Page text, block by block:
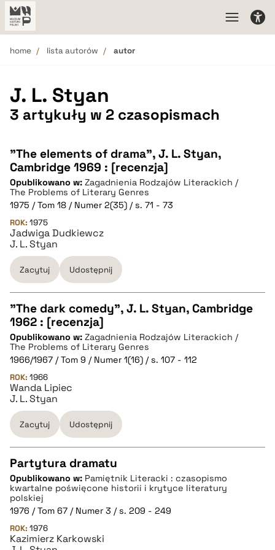
home lista autorów autor
J. L. Styan
3 artykuły w 2 czasopismach
"The elements of drama", J. L. Styan,
Cambridge 1969 : [recenzja]
Opublikowano w: Zagadnienia Rodzajów Literackich /
The Problems of Literary Genres
1975 / Tom 18 / Numer 2(35) / s. 71 - 73
ROK: 1975
Jadwiga Dudkiewcz
J. L. Styan
Zacytuj Udostępnij
CZYSTY TEKST
pobierz cytat
BIBTEX
pobierz cytat
"The dark comedy", J. L. Styan, Cambridge
1962 : [recenzja]
Opublikowano w: Zagadnienia Rodzajów Literackich /
The Problems of Literary Genres
1966/1967 / Tom 9 / Numer 1(16) / s. 107 - 112
ROK: 1966
Wanda Lipiec
J. L. Styan
Zacytuj Udostępnij
CZYSTY TEKST
Partytura dramatu
Opublikowano w: Pamiętnik Literacki : czasopismo
kwartalne poświęcone historii i krytyce literatury
polskiej
1976 / Tom 67 / Numer 3 / s. 209 - 249
ROK: 1976
Kazimierz Karkowski